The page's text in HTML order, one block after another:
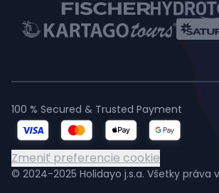
© 2024-2025 Holidayo j.s.a. Všetky práva
100 % Secured & Trusted Payment
Zmeniť preferencie cookie